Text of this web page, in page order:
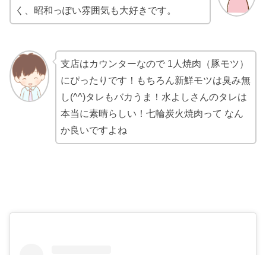
く、昭和っぽい雰囲気も大好きです。
支店はカウンターなので 1人焼肉（豚モツ）
にぴったりです！もちろん新鮮モツは臭み無
し(^^)タレもバカうま！水よしさんのタレは
本当に素晴らしい！七輪炭火焼肉って なん
か良いですよね